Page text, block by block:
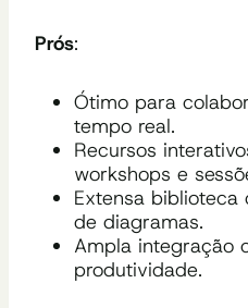
Prós:
Ótimo para
tempo real.
Recursos
workshops e
Extensa
de diagramas.
Ampla integração
produtividade.